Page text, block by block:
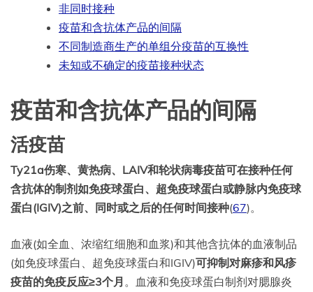
非同时接种
疫苗和含抗体产品的间隔
不同制造商生产的单组分疫苗的互换性
未知或不确定的疫苗接种状态
疫苗和含抗体产品的间隔
活疫苗
Ty21a伤寒、黄热病、LAIV和轮状病毒疫苗可在接种任何
含抗体的制剂如免疫球蛋白、超免疫球蛋白或静脉内免疫球
蛋白(IGIV)之前、同时或之后的任何时间接种(67)。
血液(如全血、浓缩红细胞和血浆)和其他含抗体的血液制品
(如免疫球蛋白、超免疫球蛋白和IGIV)可抑制对麻疹和风疹
疫苗的免疫反应≥3个月 。血液和免疫球蛋白制剂对腮腺炎